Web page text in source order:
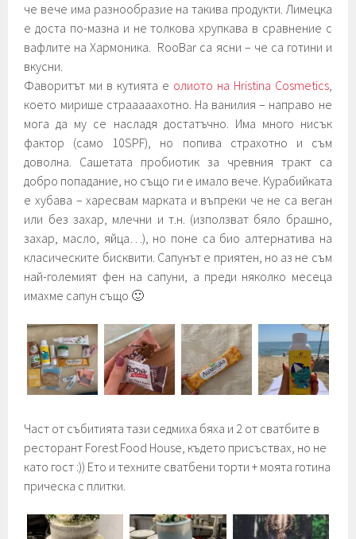
че вече има разнообразие на такива продукти. Лимецка
е доста по-мазна и не толкова хрупкава в сравнение с
вафлите на Хармоника. RooBar са ясни – че са готини и
вкусни.
Фаворитът ми в кутията е олиото на Hristina Cosmetics,
което мирише страаааахотно. На ванилия – направо не
мога да му се насладя достатъчно. Има много нисък
фактор (само 10SPF), но попива страхотно и съм
доволна. Сашетата пробиотик за чревния тракт са
добро попадание, но също ги е имало вече. Курабийката
е хубава – харесвам марката и въпреки че не са веган
или без захар, млечни и т.н. (използват бяло брашно,
захар, масло, яйца…), но поне са био алтернатива на
класическите бисквити. Сапунът е приятен, но аз не съм
най-големият фен на сапуни, а преди няколко месеца
имахме сапун също 🙂
Част от събитията тази седмиха бяха и 2 от сватбите в
ресторант Forest Food House, където присъствах, но не
като гост :)) Ето и техните сватбени торти + моята готина
прическа с плитки.